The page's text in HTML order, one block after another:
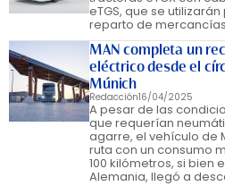
eTGS, que se
reparto de
MAN completa un
eléctrico desde el
Múnich
Redacción16/04/2025
A pesar de las
que requerían
agarre, el vehículo de
ruta con un consumo
100 kilómetros, si bien
Alemania, llegó a